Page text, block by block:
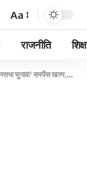
Aa
राजनीति
सस्पेंस खत्म, किया ये ऐलान